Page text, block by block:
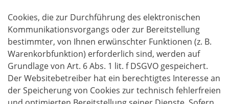
Coo­kies, die zur Durch­füh­rung des elek­tro­ni­schen
Kom­mu­ni­ka­ti­ons­vor­gangs oder zur Bereit­stel­lung
bestimm­ter, von Ihnen erwünsch­ter Funk­tio­nen (z. B.
Waren­korb­funk­ti­on) erfor­der­lich sind, wer­den auf
Grund­la­ge von Art. 6 Abs. 1 lit. f DSGVO gespei­chert.
Der Web­site­be­trei­ber hat ein berech­tig­tes Inter­es­se an
der Spei­che­rung von Coo­kies zur tech­nisch feh­ler­frei­en